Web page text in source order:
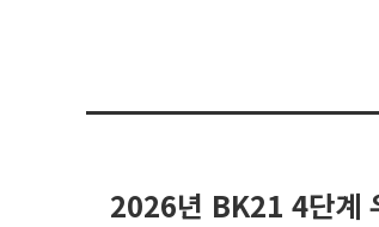
2026년 BK21 4단계